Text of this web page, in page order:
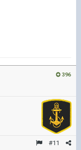
396
#11